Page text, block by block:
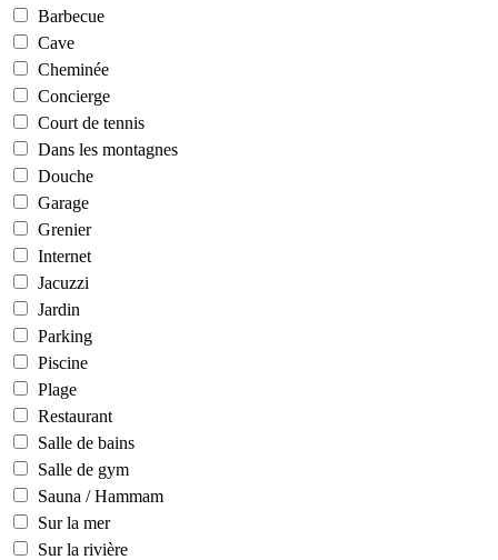
Barbecue
Cave
Cheminée
Concierge
Court de tennis
Dans les montagnes
Douche
Garage
Grenier
Internet
Jacuzzi
Jardin
Parking
Piscine
Plage
Restaurant
Salle de bains
Salle de gym
Sauna / Hammam
Sur la mer
Sur la rivière